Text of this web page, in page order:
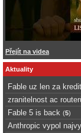
Přejít na videa
Aktuality
Fable uz len za
zranitelnost ac
Fable 5 is back (5)
Anthropic vypol